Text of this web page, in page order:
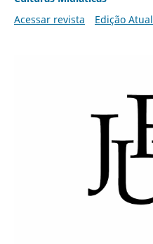
Acessar revista
Edição Atual